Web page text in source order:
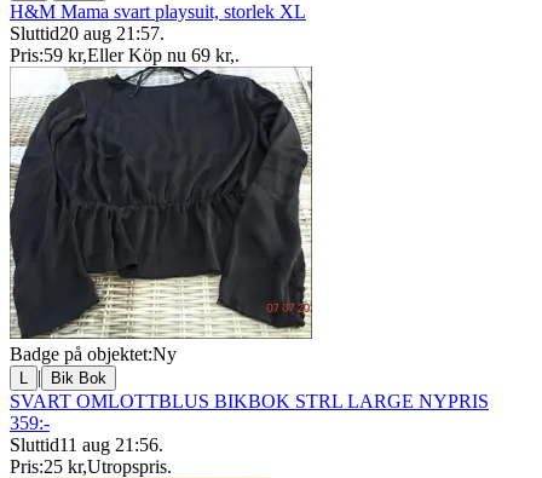
H&M Mama svart playsuit, storlek XL
Sluttid20 aug 21:57.
Pris:59 kr,Eller Köp nu 69 kr,.
Badge på objektet:Ny
L | Bik Bok
SVART OMLOTTBLUS BIKBOK STRL LARGE NYPRIS
359:-
Sluttid11 aug 21:56.
Pris:25 kr,Utropspris.